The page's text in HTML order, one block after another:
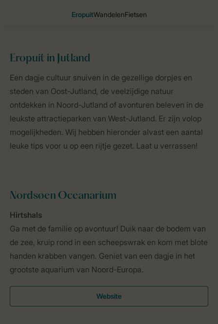
Home Landen Denemarken
Eropuit in Jutland
Een dagje cultuur snuiven in de gezellige dorpjes en
steden van Oost-Jutland, de veelzijdige natuur
ontdekken in Noord-Jutland of avonturen beleven in de
leukste attractieparken van West-Jutland. Er zijn volop
mogelijkheden. Wij hebben hieronder alvast een aantal
leuke tips voor u op een rijtje gezet. Laat u verrassen!
Nordsøen Oceanarium
Hirtshals
Ga met de familie op avontuur! Duik naar de bodem van
de zee, kruip rond in een scheepswrak en kom met blote
handen krabben vangen. Geniet van een dagje in het
grootste aquarium van Noord-Europa.
Website